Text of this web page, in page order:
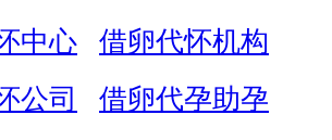
中心
借卵代怀机构
公司
借卵代孕助孕